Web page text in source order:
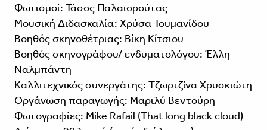
Φωτισμοί: Τάσος Παλαιορούτας
Μουσική Διδασκαλία: Χρύσα Τουμανίδου
Βοηθός σκηνοθέτριας: Βίκη Κίτσιου
Βοηθός σκηνογράφου/ ενδυματολόγου: Έλλη
Ναλμπάντη
Καλλιτεχνικός συνεργάτης: Τζωρτζίνα Χρυσκιώτη
Οργάνωση παραγωγής: Μαριλύ Βεντούρη
Φωτογραφίες: Mike Rafail (That long black cloud)